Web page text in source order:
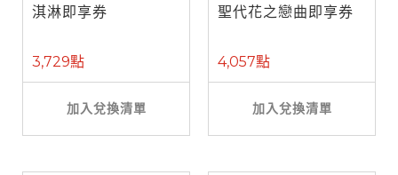
淇淋即享券
3,729點
加入兌換清單
聖代花之戀曲即享券
4,057點
加入兌換清單